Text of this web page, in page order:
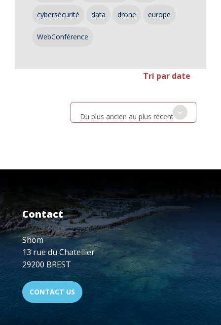
cybersécurité data drone europe
WebConférence
Tri par date
Du plus ancien au plus récent
Contact
Shom
13 rue du Chatellier
29200 BREST
CONTACT US